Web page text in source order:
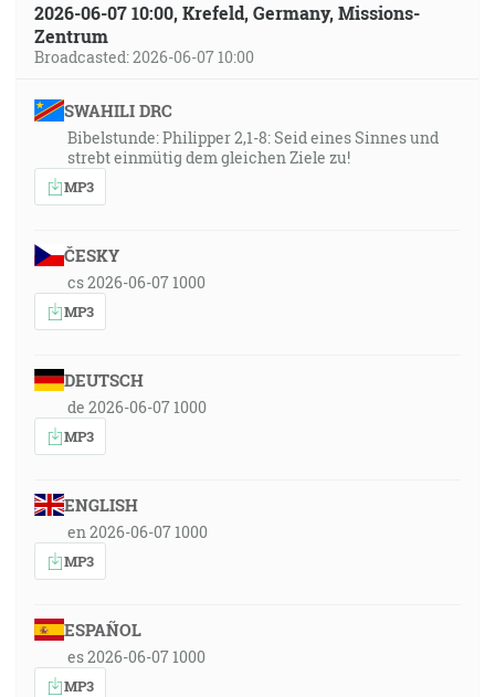
2026-06-07 10:00, Krefeld, Germany, Missions-
Zentrum
Broadcasted: 2026-06-07 10:00
SWAHILI DRC
Bibelstunde: Philipper 2,1-8: Seid eines Sinnes und
strebt einmütig dem gleichen Ziele zu!
MP3
ČESKY
cs 2026-06-07 1000
MP3
DEUTSCH
de 2026-06-07 1000
MP3
ENGLISH
en 2026-06-07 1000
MP3
ESPAÑOL
es 2026-06-07 1000
MP3